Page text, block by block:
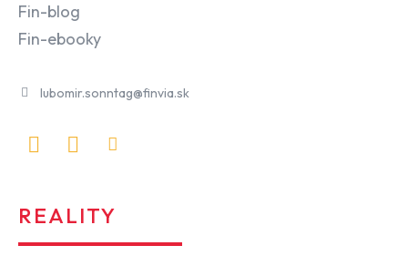
Fin-blog
Fin-ebooky
lubomir.sonntag@finvia.sk
REALITY